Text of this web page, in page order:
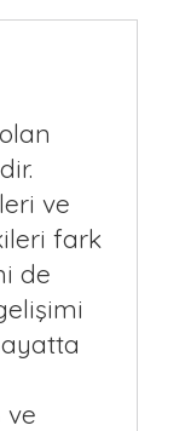
ve
fark
de
ve